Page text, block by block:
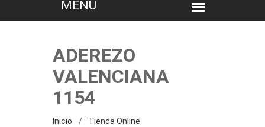
ADEREZO
VALENCIANA
1154
Inicio
Tienda Online